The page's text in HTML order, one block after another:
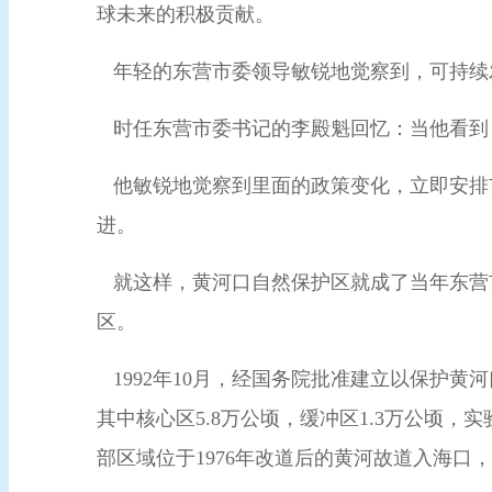
球未来的积极贡献。
年轻的东营市委领导敏锐地觉察到，可持
时任东营市委书记的李殿魁回忆：当他
他敏锐地觉察到里面的政策变化，立即安
进。
就这样，黄河口自然保护区就成了当年东
区。
1992年10月，经国务院批准建立以保护黄
其中核心区5.8万公顷，缓冲区1.3万公顷，
部区域位于1976年改道后的黄河故道入海